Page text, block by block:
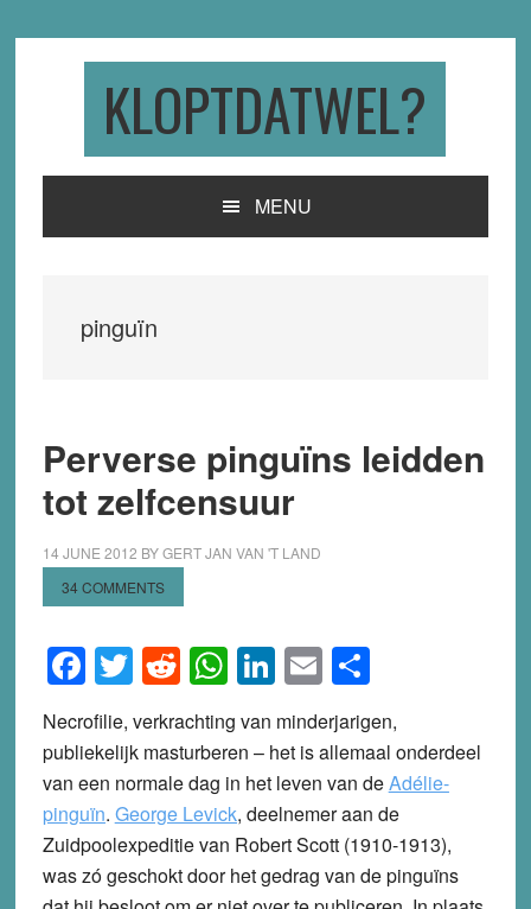
KLOPTDATWEL?
MENU
pinguïn
Perverse pinguïns leidden
tot zelfcensuur
14 JUNE 2012 BYGERT JAN VAN 'T LAND
34 COMMENTS
Facebook
Twitter
Reddit
WhatsApp
LinkedIn
EmailShare
Necrofilie, verkrachting van minderjarigen,
publiekelijk masturberen – het is allemaal onderdeel
van een normale dag in het leven van deAdélie-
pinguïn. George Levick, deelnemer aan de
Zuidpoolexpeditie van Robert Scott (1910-1913),
was zó geschokt door het gedrag van de pinguïns